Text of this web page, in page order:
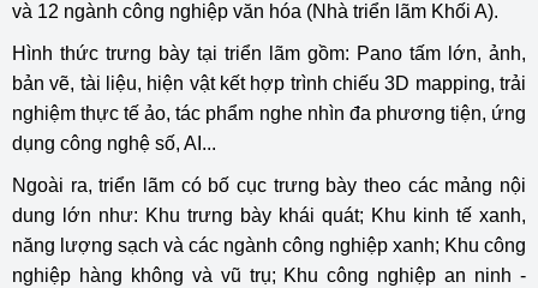
và 12 ngành công nghiệp văn hóa (Nhà triển lãm Khối A).
Hình thức trưng bày tại triển lãm gồm: Pano tấm lớn, ảnh,
bản vẽ, tài liệu, hiện vật kết hợp trình chiếu 3D mapping, trải
nghiệm thực tế ảo, tác phẩm nghe nhìn đa phương tiện, ứng
dụng công nghệ số, AI...
Ngoài ra, triển lãm có bố cục trưng bày theo các mảng nội
dung lớn như: Khu trưng bày khái quát; Khu kinh tế xanh,
năng lượng sạch và các ngành công nghiệp xanh; Khu công
nghiệp hàng không và vũ trụ; Khu công nghiệp an ninh -